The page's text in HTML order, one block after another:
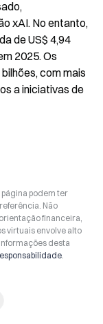
xAI. No entanto,
de US$ 4,94
2025. Os
com mais
a iniciativas de
podem ter
Não
financeira,
virtuais envolve alto
desta
.